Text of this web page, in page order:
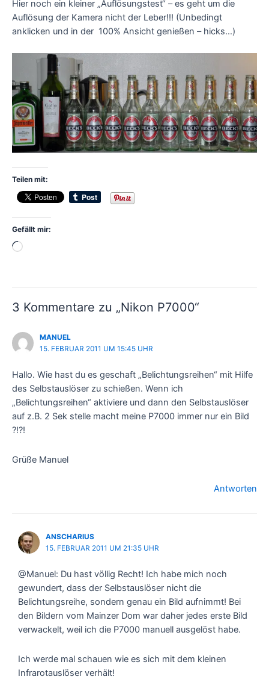
Hier noch ein kleiner „Auflösungstest“ – es geht um die
Auflösung der Kamera nicht der Leber!!! (Unbedingt
anklicken und in der 100% Ansicht genießen – hicks…)
Teilen mit:
Gefällt mir:
Wird
3 Kommentare zu „Nikon P7000“
MANUEL
15. FEBRUAR 2011 UM 15:45 UHR
Hallo. Wie hast du es geschaft „Belichtungsreihen“ mit Hilfe
des Selbstauslöser zu schießen. Wenn ich
„Belichtungsreihen“ aktiviere und dann den Selbstauslöser
auf z.B. 2 Sek stelle macht meine P7000 immer nur ein Bild
?!?!
Grüße Manuel
Antworten
ANSCHARIUS
15. FEBRUAR 2011 UM 21:35 UHR
@Manuel: Du hast völlig Recht! Ich habe mich noch
gewundert, dass der Selbstauslöser nicht die
Belichtungsreihe, sondern genau ein Bild aufnimmt! Bei
den Bildern vom Mainzer Dom war daher jedes erste Bild
verwackelt, weil ich die P7000 manuell ausgelöst habe.
Ich werde mal schauen wie es sich mit dem kleinen
Infrarotauslöser verhält!